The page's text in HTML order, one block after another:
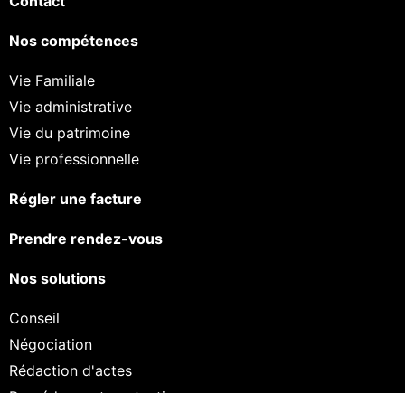
Nos compétences
Vie Familiale
Vie administrative
Vie du patrimoine
Vie professionnelle
Régler une facture
Prendre rendez-vous
Nos solutions
Conseil
Négociation
Rédaction d'actes